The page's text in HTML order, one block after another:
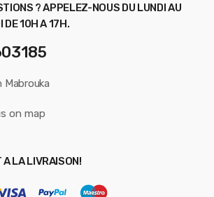
? APPELEZ-NOUS DU LUNDI AU
DE 10H A 17H.
Mabrouka
on map
A LA LIVRAISON!